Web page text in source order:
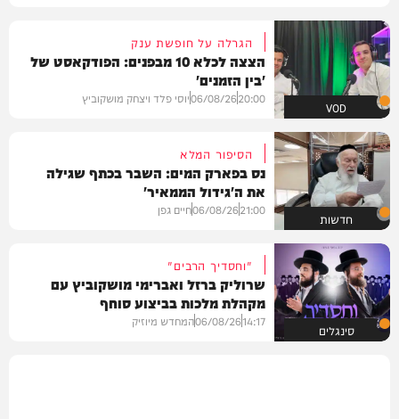
VOD
הגרלה על חופשת ענק
הצצה לכלא 10 מבפנים: הפודקאסט של
'בין הזמנים'
20:00
06/08/26יוסי פלד ויצחק מושקוביץ
חדשות
הסיפור המלא
נס בפארק המים: השבר בכתף שגילה
את ה'גידול הממאיר'
21:00
06/08/26חיים גפן
סינגלים
"וחסדיך הרבים"
שרוליק ברזל ואברימי מושקוביץ עם
מקהלת מלכות בביצוע סוחף
14:17
06/08/26המחדש מיוזיק